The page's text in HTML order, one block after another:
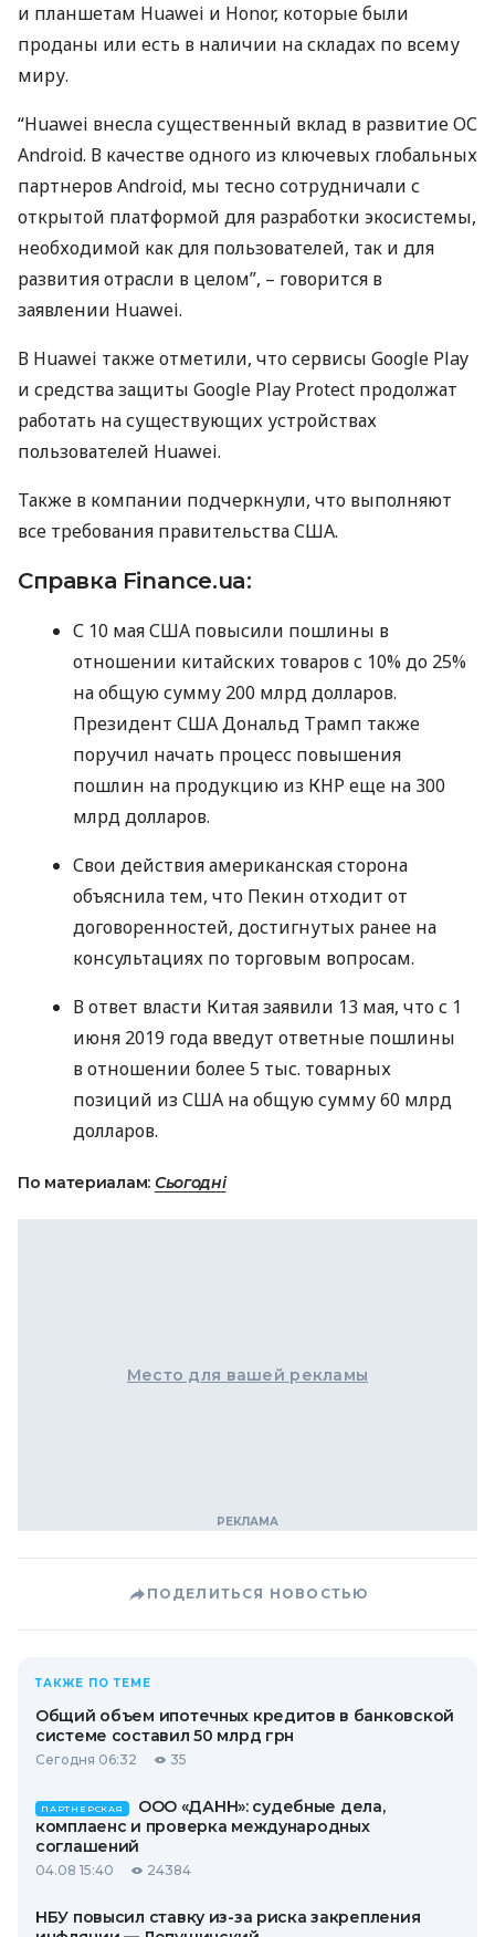
и планшетам Huawei и Honor, которые были
проданы или есть в наличии на складах по всему
миру.
“Huawei внесла существенный вклад в развитие ОС
Android. В качестве одного из ключевых глобальных
партнеров Android, мы тесно сотрудничали с
открытой платформой для разработки экосистемы,
необходимой как для пользователей, так и для
развития отрасли в целом”, – говорится в
заявлении Huawei.
В Huawei также отметили, что сервисы Google Play
и средства защиты Google Play Protect продолжат
работать на существующих устройствах
пользователей Huawei.
Также в компании подчеркнули, что выполняют
все требования правительстваСША.
Справка Finance.ua:
С 10 маяСША повысили пошлины в
отношении китайских товаров с 10% до 25%
на общую сумму 200 млрд долларов.
Президент СШАДональд Трамп также
поручил начать процесс повышения
пошлин на продукцию из КНРеще на 300
млрд долларов.
Свои действия американская сторона
объяснила тем, что Пекин отходит от
договоренностей, достигнутых ранее на
консультациях по торговым вопросам.
В ответ власти Китая заявили 13 мая, что с 1
июня 2019 года введут ответные пошлины
в отношении более 5 тыс. товарных
позиций из США на общую сумму 60 млрд
долларов.
По материалам: Сьогодні
Место для вашей рекламы
ПОДЕЛИТЬСЯ НОВОСТЬЮ
ТАКЖЕ ПО ТЕМЕ
Общий объем ипотечных кредитов в банковской
системе составил 50 млрд грн
Сегодня 06:32 35
ПАРТНЕРСКАЯ
ООО «ДАНН»: судебные дела,
комплаенс и проверка международных
соглашений
04.08 15:40 24384
НБУ повысил ставку из-за риска закрепления